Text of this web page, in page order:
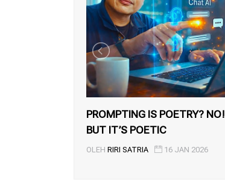
PROMPTING IS POETRY? NO!
BUT IT’S POETIC
OLEH RIRI SATRIA 16 JAN 2026